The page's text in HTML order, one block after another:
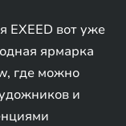
EXEED вот уже
ярмарка
где можно
и